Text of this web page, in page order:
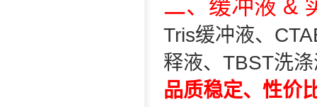
二、缓冲液 &
Tris缓冲液、
释液、TBST洗
品质稳定、性价